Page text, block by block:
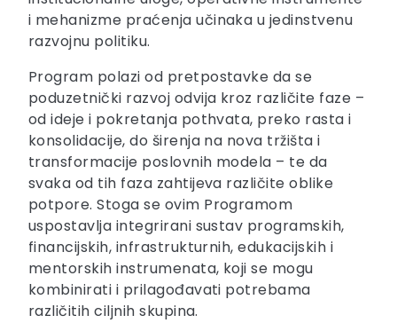
i mehanizme praćenja učinaka u jedinstvenu
razvojnu politiku.
Program polazi od pretpostavke da se
poduzetnički razvoj odvija kroz različite faze –
od ideje i pokretanja pothvata, preko rasta i
konsolidacije, do širenja na nova tržišta i
transformacije poslovnih modela – te da
svaka od tih faza zahtijeva različite oblike
potpore. Stoga se ovim Programom
uspostavlja integrirani sustav programskih,
financijskih, infrastrukturnih, edukacijskih i
mentorskih instrumenata, koji se mogu
kombinirati i prilagođavati potrebama
različitih ciljnih skupina.